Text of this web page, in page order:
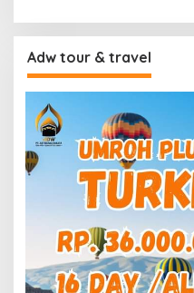
Adw tour & travel